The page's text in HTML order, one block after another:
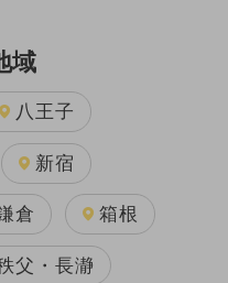
域
八王子
新宿
倉 箱根
父・長瀞